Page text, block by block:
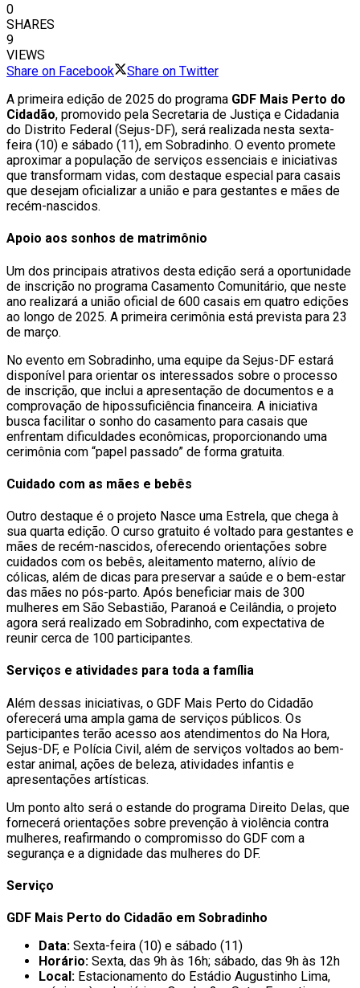
0
SHARES
9
VIEWS
Share on Facebook
Share on Twitter
A primeira edição de 2025 do programa GDF Mais Perto do
Cidadão, promovido pela Secretaria de Justiça e Cidadania
do Distrito Federal (Sejus-DF), será realizada nesta sexta-
feira (10) e sábado (11), em Sobradinho. O evento promete
aproximar a população de serviços essenciais e iniciativas
que transformam vidas, com destaque especial para casais
que desejam oficializar a união e para gestantes e mães de
recém-nascidos.
Apoio aos sonhos de matrimônio
Um dos principais atrativos desta edição será a oportunidade
de inscrição no programa Casamento Comunitário, que neste
ano realizará a união oficial de 600 casais em quatro edições
ao longo de 2025. A primeira cerimônia está prevista para 23
de março.
No evento em Sobradinho, uma equipe da Sejus-DF estará
disponível para orientar os interessados sobre o processo
de inscrição, que inclui a apresentação de documentos e a
comprovação de hipossuficiência financeira. A iniciativa
busca facilitar o sonho do casamento para casais que
enfrentam dificuldades econômicas, proporcionando uma
cerimônia com “papel passado” de forma gratuita.
Cuidado com as mães e bebês
Outro destaque é o projeto Nasce uma Estrela, que chega à
sua quarta edição. O curso gratuito é voltado para gestantes e
mães de recém-nascidos, oferecendo orientações sobre
cuidados com os bebês, aleitamento materno, alívio de
cólicas, além de dicas para preservar a saúde e o bem-estar
das mães no pós-parto. Após beneficiar mais de 300
mulheres em São Sebastião, Paranoá e Ceilândia, o projeto
agora será realizado em Sobradinho, com expectativa de
reunir cerca de 100 participantes.
Serviços e atividades para toda a família
Além dessas iniciativas, o GDF Mais Perto do Cidadão
oferecerá uma ampla gama de serviços públicos. Os
participantes terão acesso aos atendimentos do Na Hora,
Sejus-DF, e Polícia Civil, além de serviços voltados ao bem-
estar animal, ações de beleza, atividades infantis e
apresentações artísticas.
Um ponto alto será o estande do programa Direito Delas, que
fornecerá orientações sobre prevenção à violência contra
mulheres, reafirmando o compromisso do GDF com a
segurança e a dignidade das mulheres do DF.
Serviço
GDF Mais Perto do Cidadão em Sobradinho
Data: Sexta-feira (10) e sábado (11)
Horário: Sexta, das 9h às 16h; sábado, das 9h às 12h
Local: Estacionamento do Estádio Augustinho Lima,